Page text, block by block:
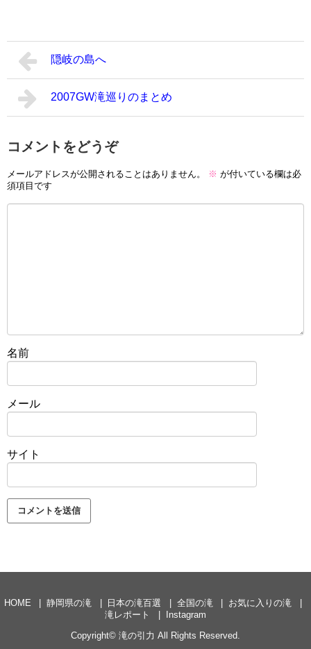
隠岐の島へ
2007GW滝巡りのまとめ
コメントをどうぞ
メールアドレスが公開されることはありません。 ※ が付いている欄は必
須項目です
名前
メール
サイト
HOME 静岡県の滝 日本の滝百選 全国の滝
お気に入りの滝
滝レポート
Instagram
Copyright© 滝の引力 All Rights Reserved.